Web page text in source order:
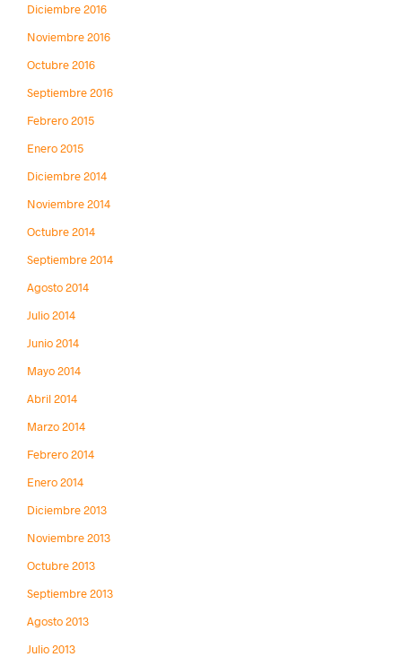
Diciembre 2016
Noviembre 2016
Octubre 2016
Septiembre 2016
Febrero 2015
Enero 2015
Diciembre 2014
Noviembre 2014
Octubre 2014
Septiembre 2014
Agosto 2014
Julio 2014
Junio 2014
Mayo 2014
Abril 2014
Marzo 2014
Febrero 2014
Enero 2014
Diciembre 2013
Noviembre 2013
Octubre 2013
Septiembre 2013
Agosto 2013
Julio 2013